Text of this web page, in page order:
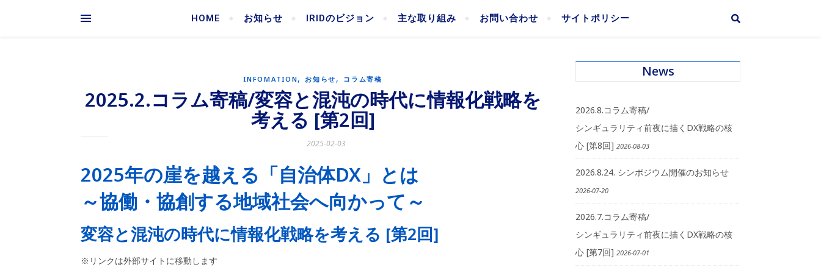
HOME お知らせ IRIDのビジョン 主な取り組み お問い合わせ サイトポリシー
INFOMATION,お知らせ , コラム寄稿
2025.2.コラム寄稿/変容と混沌の時代に情報化戦略を
考える [第2回]
2025-02-03
2025年の崖を越える「自治体DX」とは
～協働・協創する地域社会へ向かって～
変容と混沌の時代に情報化戦略を考える [第2回]
※リンクは外部サイトに移動します
News
2026.8.コラム寄稿/
シンギュラリティ前夜に描くDX戦略の核
心 [第8回] 2026-08-03
2026.8.24. シンポジウム開催のお知らせ
2026-07-20
2026.7.コラム寄稿/
シンギュラリティ前夜に描くDX戦略の核
心 [第7回] 2026-07-01